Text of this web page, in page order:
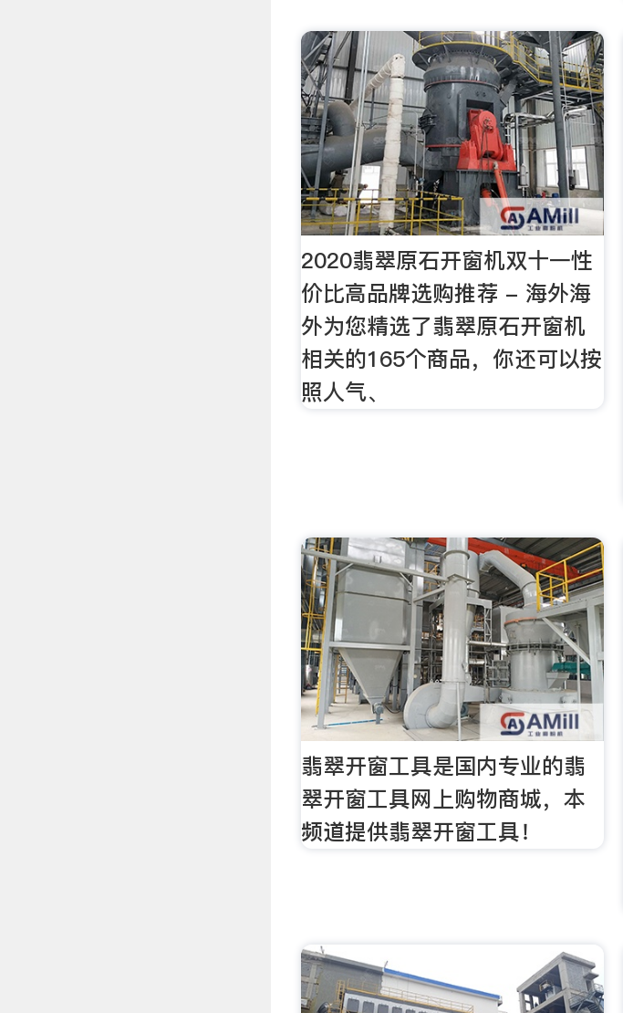
2020翡翠原石开窗机双十一性
价比高品牌选购推荐 - 海外海
外为您精选了翡翠原石开窗机
相关的165个商品，你还可以按
照人气、
翡翠开窗工具是国内专业的翡
翠开窗工具网上购物商城，本
频道提供翡翠开窗工具！